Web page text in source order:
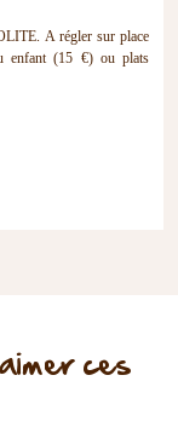
A régler sur place
enfant (15 €) ou plats
ces